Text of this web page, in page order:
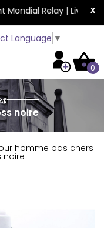
Point Mondial Relay |
x
Language ▼
0
noire
homme pas chers
noire